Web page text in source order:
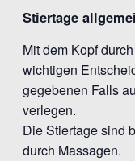
Stiertage
Mit dem Kopf
wichtigen
gegebenen Falls
verlegen.
Die Stiertage sind
durch Massagen.